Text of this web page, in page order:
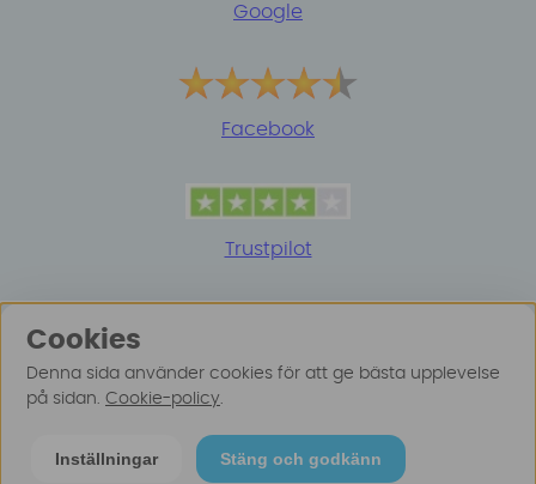
Google
Facebook
Trustpilot
mer här
Cookies
Denna sida använder cookies för att ge bästa upplevelse
på sidan. Cookie-policy.
Inställningar Stäng och godkänn